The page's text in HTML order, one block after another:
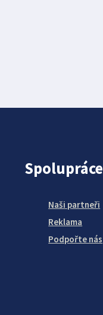
Spolupráce
Naši partneři
Reklama
Podpořte nás